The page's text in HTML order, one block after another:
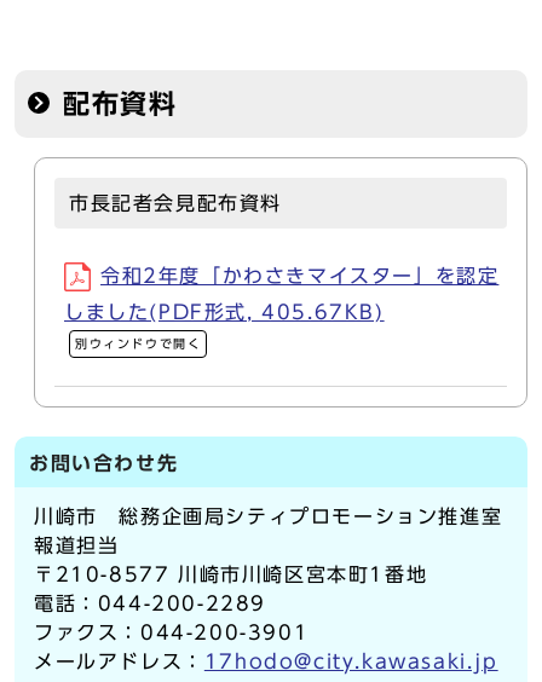
配布資料
市長記者会見配布資料
令和2年度「かわさきマイスター」を認定
しました(PDF形式, 405.67KB)
別ウィンドウで開く
お問い合わせ先
川崎市 総務企画局シティプロモーション推進室
報道担当
〒210-8577 川崎市川崎区宮本町1番地
電話：044-200-2289
ファクス：044-200-3901
メールアドレス：
17hodo@city.kawasaki.jp